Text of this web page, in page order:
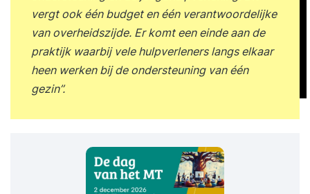
vergt ook één budget en één verantwoordelijke
van overheidszijde. Er komt een einde aan de
praktijk waarbij vele hulpverleners langs elkaar
heen werken bij de ondersteuning van één
gezin’’.